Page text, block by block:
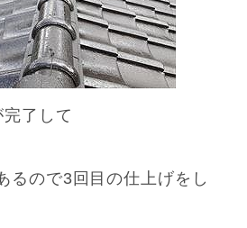
了して
るので3回目の仕上げをし